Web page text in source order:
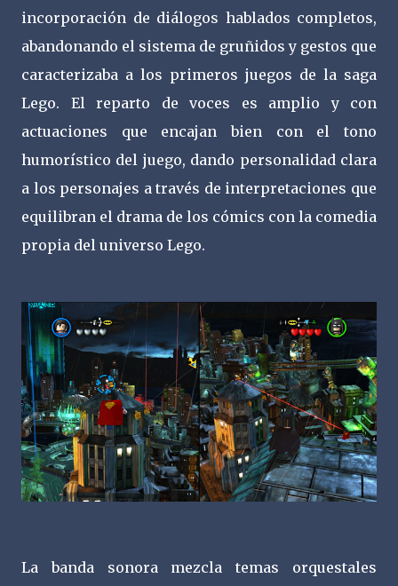
incorporación de diálogos hablados completos,
abandonando el sistema de gruñidos y gestos que
caracterizaba a los primeros juegos de la saga
Lego. El reparto de voces es amplio y con
actuaciones que encajan bien con el tono
humorístico del juego, dando personalidad clara
a los personajes a través de interpretaciones que
equilibran el drama de los cómics con la comedia
propia del universo Lego.
La banda sonora mezcla temas orquestales